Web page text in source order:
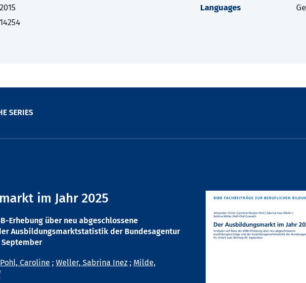
2015
14254
Languages
SERIES
im Jahr 2025
Erhebung über neu abgeschlossene
Ausbildungsmarktstatistik der Bundesagentur
Caroline ; Weller, Sabrina Inez ; Milde,